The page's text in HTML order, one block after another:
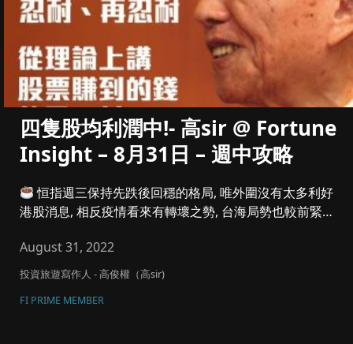
四隻股均利潤中!- 高sir @ Fortune
Insight – 8月31日 – 週中攻略
恒指週三保持先跌後回穩的格局, 唯外圍沒有太多利好
港股消息, 相反疫情看來有轉壞之勢, 台海局勢也較前緊
August 31, 2022
投資旅遊寫作人 - 高俊權（高sir)
FI PRIME MEMBER